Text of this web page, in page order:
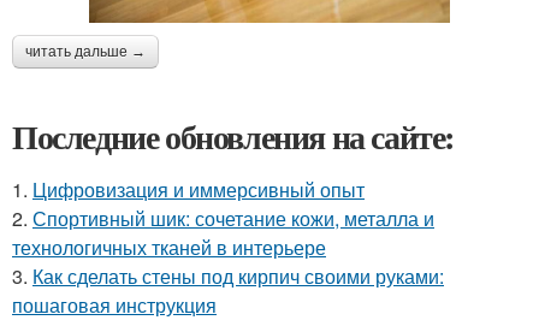
читать дальше →
Последние обновления на сайте:
1. Цифровизация и иммерсивный опыт
2. Спортивный шик: сочетание кожи, металла и
технологичных тканей в интерьере
3. Как сделать стены под кирпич своими руками:
пошаговая инструкция